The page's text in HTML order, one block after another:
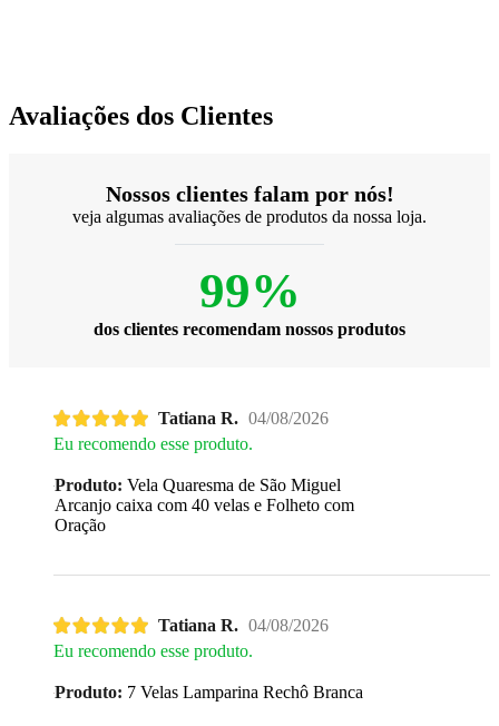
Avaliações dos Clientes
Nossos clientes falam por nós!
veja algumas avaliações de produtos da nossa loja.
99%
dos clientes recomendam nossos produtos
Tatiana R. 04/08/2026
Eu recomendo esse produto.
Produto: Vela Quaresma de São Miguel
Arcanjo caixa com 40 velas e Folheto com
Oração
Tatiana R. 04/08/2026
Eu recomendo esse produto.
Produto: 7 Velas Lamparina Rechô Branca